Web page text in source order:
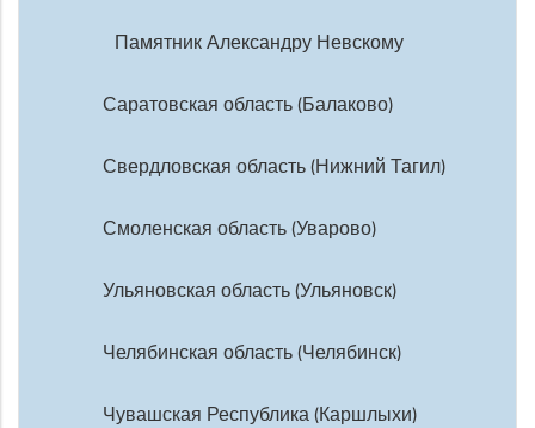
Памятник Александру Невскому
Саратовская область (Балаково)
Свердловская область (Нижний Тагил)
Смоленская область (Уварово)
Ульяновская область (Ульяновск)
Челябинская область (Челябинск)
Чувашская Республика (Каршлыхи)